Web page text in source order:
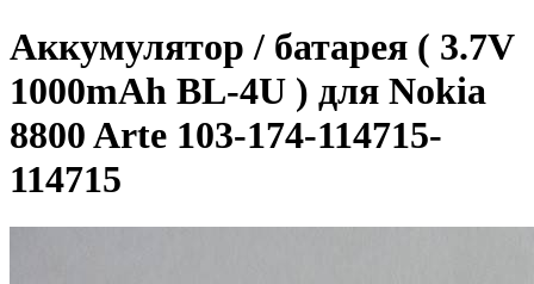
Аккумулятор / батарея ( 3.7V
1000mAh BL-4U ) для Nokia
8800 Arte 103-174-114715-
114715